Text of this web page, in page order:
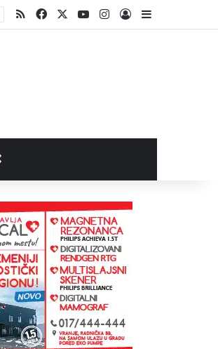
RSSFacebookYouTubeInstagram
Log InSidebar
Random Article